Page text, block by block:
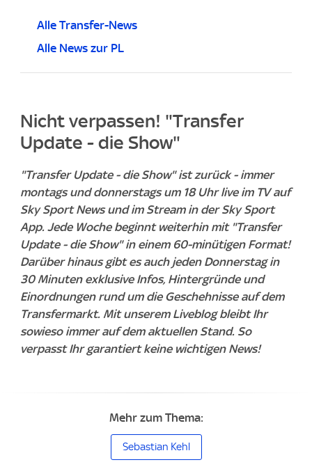
Alle Transfer-News
Alle News zur PL
Nicht verpassen! "Transfer
Update - die Show"
"Transfer Update - die Show" ist zurück - immer
montags und donnerstags um 18 Uhr live im TV auf
Sky Sport News und im Stream in der Sky Sport
App. Jede Woche beginnt weiterhin mit "Transfer
Update - die Show" in einem 60-minütigen Format!
Darüber hinaus gibt es auch jeden Donnerstag in
30 Minuten exklusive Infos, Hintergründe und
Einordnungen rund um die Geschehnisse auf dem
Transfermarkt. Mit unserem Liveblog bleibt Ihr
sowieso immer auf dem aktuellen Stand. So
verpasst Ihr garantiert keine wichtigen News!
Mehr zum Thema:
Sebastian Kehl